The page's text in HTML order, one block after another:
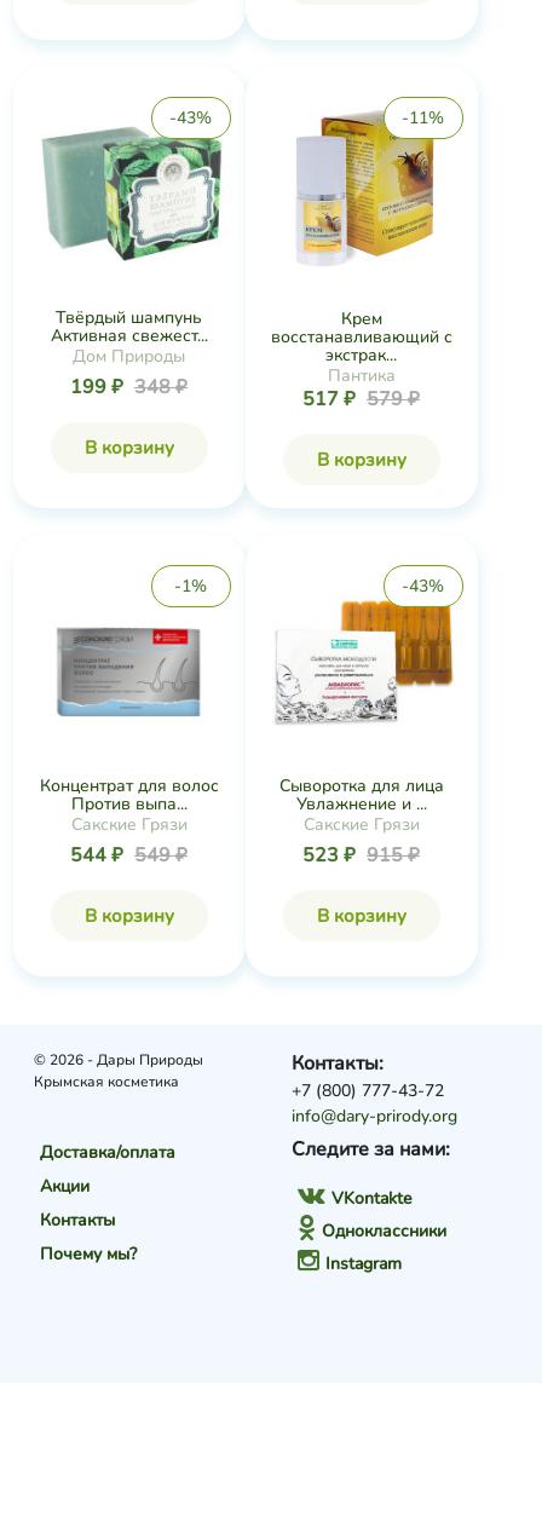
-43%
Твёрдый шампунь
Активная свежест...
Дом Природы
199 ₽ 348 ₽
В корзину
-11%
Крем
восстанавливающий с
экстрак...
Пантика
517 ₽ 579 ₽
В корзину
-1%
Концентрат для волос
Против выпа...
Сакские Грязи
544 ₽ 549 ₽
В корзину
-43%
Сыворотка для лица
Увлажнение и ...
Сакские Грязи
523 ₽ 915 ₽
В корзину
© 2026 - Дары Природы
Крымская косметика
Доставка/оплата
Акции
Контакты
Почему мы?
Следите за нами:
VKontakte
Одноклассники
Instagram
Контакты:
+7 (800) 777-43-72
info@dary-prirody.org